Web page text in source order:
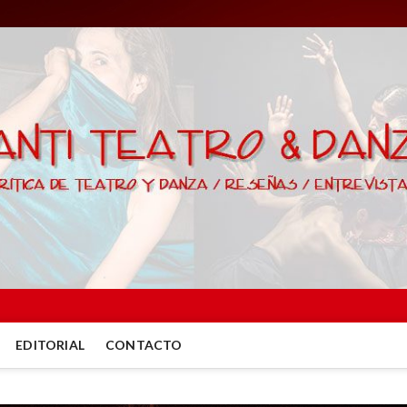
EDITORIAL CONTACTO